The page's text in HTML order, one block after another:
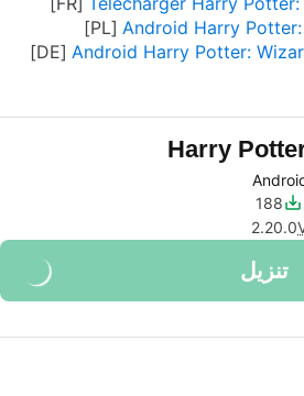
Android Harry
Android Harry Potter:
Harry
188
2.20.0
تنزيل